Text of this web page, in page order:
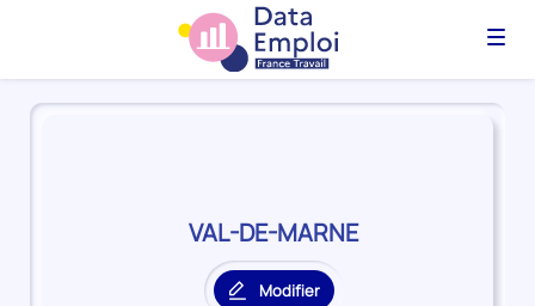
Menu
Panorama
VAL-DE-MARNE
Modifier
le